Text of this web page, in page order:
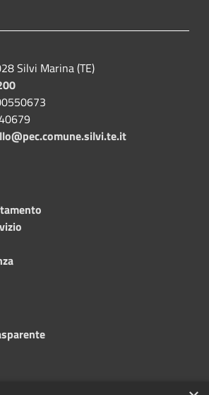
Silvi Marina (TE)